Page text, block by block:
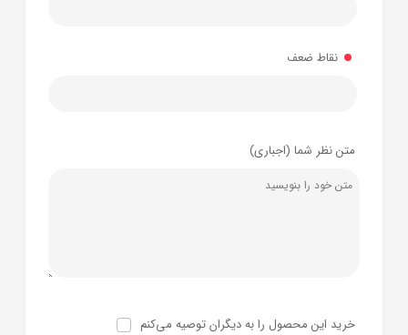
نقاط ضعف
متن نظر شما (اجباری)
خرید این محصول را به دیگران توصیه می‌کنم